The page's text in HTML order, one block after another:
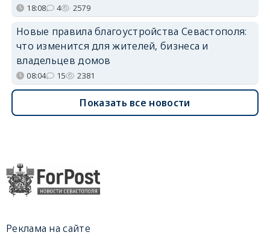
18:08 4 2579
Новые правила благоустройства Севастополя:
что изменится для жителей, бизнеса и
владельцев домов
08:04 15 2381
Показать все новости
Реклама на сайте